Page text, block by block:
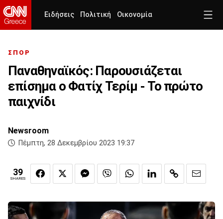
Ειδήσεις Πολιτική Οικονομία
ΣΠΟΡ
Παναθηναϊκός: Παρουσιάζεται
επίσημα ο Φατίχ Τερίμ - Το πρώτο
παιχνίδι
Newsroom
Πέμπτη, 28 Δεκεμβρίου 2023 19:37
39
SHARES